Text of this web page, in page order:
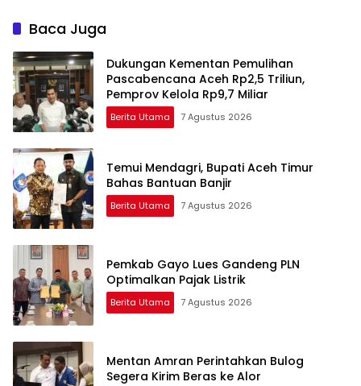
Baca Juga
Dukungan Kementan Pemulihan
Pascabencana Aceh Rp2,5 Triliun,
Pemprov Kelola Rp9,7 Miliar
Berita Utama 7 Agustus 2026
Temui Mendagri, Bupati Aceh Timur
Bahas Bantuan Banjir
Berita Utama 7 Agustus 2026
Pemkab Gayo Lues Gandeng PLN
Optimalkan Pajak Listrik
Berita Utama 7 Agustus 2026
Mentan Amran Perintahkan Bulog
Segera Kirim Beras ke Alor